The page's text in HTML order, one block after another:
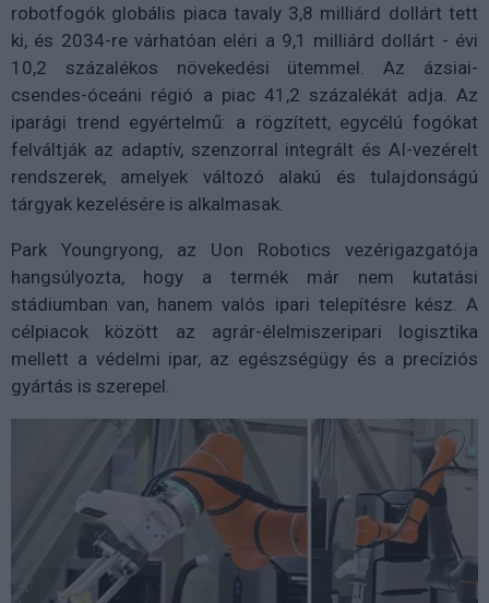
robotfogók globális piaca tavaly 3,8 milliárd dollárt tett
ki, és 2034-re várhatóan eléri a 9,1 milliárd dollárt - évi
10,2 százalékos növekedési ütemmel. Az ázsiai-
csendes-óceáni régió a piac 41,2 százalékát adja. Az
iparági trend egyértelmű: a rögzített, egycélú fogókat
felváltják az adaptív, szenzorral integrált és AI-vezérelt
rendszerek, amelyek változó alakú és tulajdonságú
tárgyak kezelésére is alkalmasak.
Park Youngryong, az Uon Robotics vezérigazgatója
hangsúlyozta, hogy a termék már nem kutatási
stádiumban van, hanem valós ipari telepítésre kész. A
célpiacok között az agrár-élelmiszeripari logisztika
mellett a védelmi ipar, az egészségügy és a precíziós
gyártás is szerepel.